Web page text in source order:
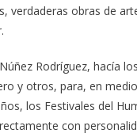
verdaderas obras de
Rodríguez, hacía
y otros, para, en
los Festivales del
con